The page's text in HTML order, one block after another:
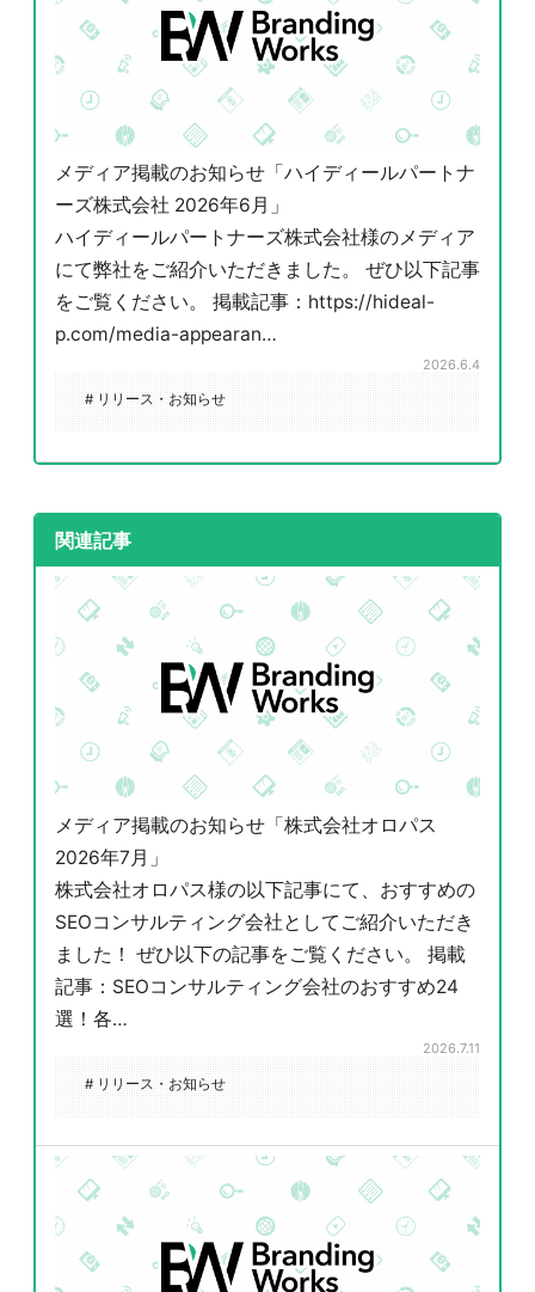
メディア掲載のお知らせ「ハイディールパートナ
ーズ株式会社 2026年6月」
ハイディールパートナーズ株式会社様のメディア
にて弊社をご紹介いただきました。 ぜひ以下記事
をご覧ください。 掲載記事：https://hideal-
p.com/media-appearan…
2026.6.4
# リリース・お知らせ
関連記事
メディア掲載のお知らせ「株式会社オロパス
2026年7月」
株式会社オロパス様の以下記事にて、おすすめの
SEOコンサルティング会社としてご紹介いただき
ました！ ぜひ以下の記事をご覧ください。 掲載
記事：SEOコンサルティング会社のおすすめ24
選！各…
2026.7.11
# リリース・お知らせ